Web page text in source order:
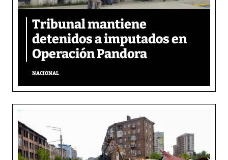
Tribunal mantiene
detenidos a imputados en
Operación Pandora
NACIONAL